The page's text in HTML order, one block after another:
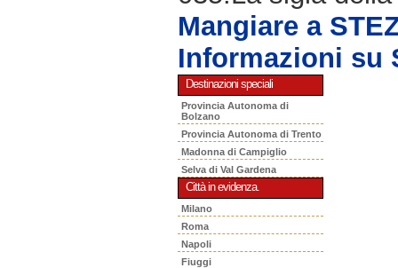
Mangiare a
Informazioni su
Destinazioni speciali
Provincia Autonoma di
Bolzano
Provincia Autonoma di Trento
Madonna di Campiglio
Selva di Val Gardena
Città in evidenza.
Milano
Roma
Napoli
Fiuggi